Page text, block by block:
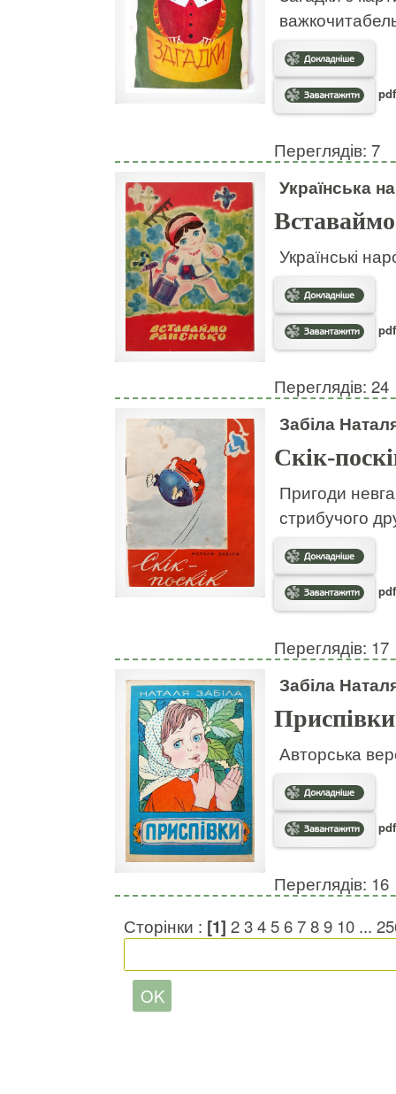
Переглядів: 7
Українська
Українські
Переглядів: 24
Забіла
Скік-
Пригоди
стрибучого
Переглядів: 17
Забіла
Приспівки
Авторська
Переглядів: 16
Сторінки : [1] 23456789 10 ...